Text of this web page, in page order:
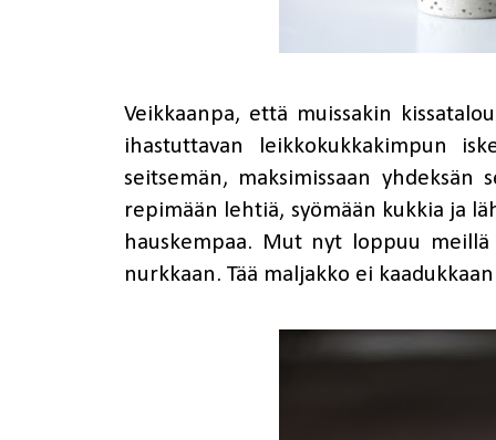
Veikkaanpa, että muissakin
ihastuttavan leikkokukkakimpun
seitsemän, maksimissaan
repimään lehtiä, syömään kukkia ja
hauskempaa. Mut nyt loppuu
nurkkaan. Tää maljakko ei